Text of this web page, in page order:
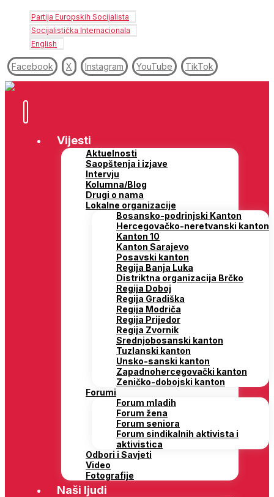
Partija Europskih Socijalista
Socijalistička Internacionala
English
Facebook X Instagram YouTube TikTok
Vijesti
Aktuelnosti
Saopštenja i izjave
Intervju
Kolumna/Blog
Drugi o nama
Lokalne organizacije
Bosansko-podrinjski Kanton
Hercegovačko-neretvanski kanton
Kanton 10
Kanton Sarajevo
Posavski kanton
Regija Banja Luka
Distriktna organizacija Brčko
Regija Doboj
Regija Gradiška
Regija Modriča
Regija Prijedor
Regija Zvornik
Srednjobosanski kanton
Tuzlanski kanton
Unsko-sanski kanton
Zapadnohercegovački kanton
Zeničko-dobojski kanton
Forumi
Forum mladih
Forum žena
Forum seniora
Forum sindikalnih aktivista i
aktivistica
Odbori i Savjeti
Video
Fotografije
Naši ljudi